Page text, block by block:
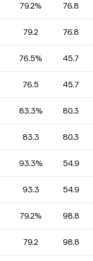
79.2% 76.8
79.2 76.8
76.5% 45.7
76.5 45.7
83.3% 80.3
83.3 80.3
93.3% 54.9
93.3 54.9
79.2% 98.8
79.2 98.8